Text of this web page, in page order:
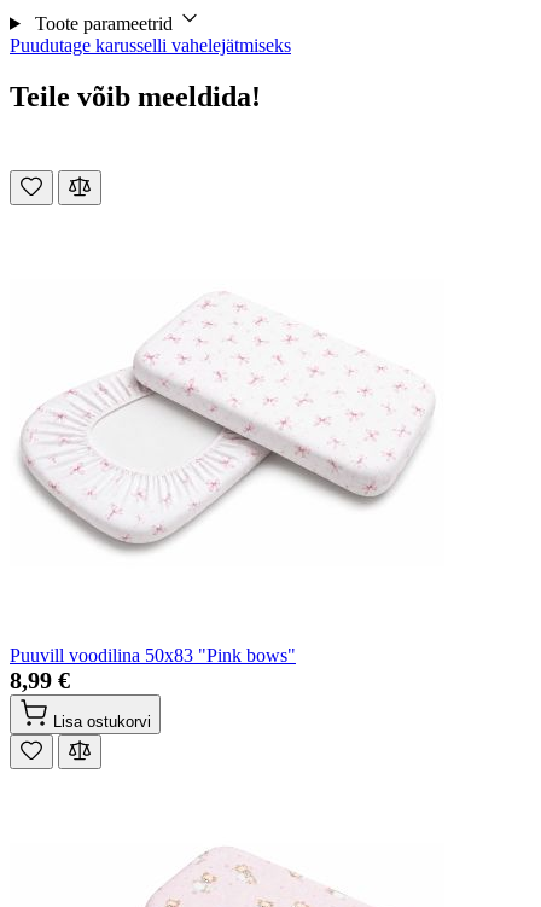
Toote parameetrid
Puudutage karusselli vahelejätmiseks
Teile võib meeldida!
Puuvill voodilina 50x83 "Pink bows"
8,99 €
Lisa ostukorvi